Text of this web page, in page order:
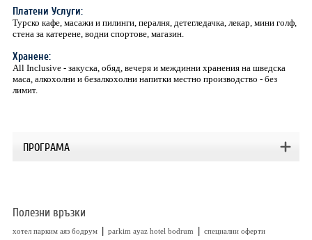
Платени Услуги:
Турско кафе, масажи и пилинги, пералня, детегледачка, лекар, мини голф,
стена за катерене, водни спортове, магазин.
Хранене:
All Inclusive - закуска, обяд, вечеря и междинни хранения на шведска
маса, алкохолни и безалкохолни напитки местно производство - без
лимит.
ПРОГРАМА
Полезни връзки
хотел парким аяз бодрум | parkim ayaz hotel bodrum | специални оферти